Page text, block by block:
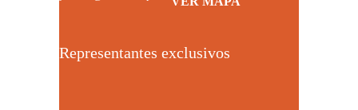
Representantes exclusivos